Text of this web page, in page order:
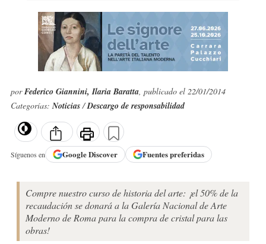
porFederico Giannini, Ilaria Baratta, publicado el 22/01/2014
Categorías:Noticias/Descargo de responsabilidad
Síguenos en GoogleDiscover Fuentes preferidas
Compre nuestro curso de historia del arte: ¡el 50% de la
recaudación se donará a la Galería Nacional de Arte
Moderno de Roma para la compra de cristal para las
obras!